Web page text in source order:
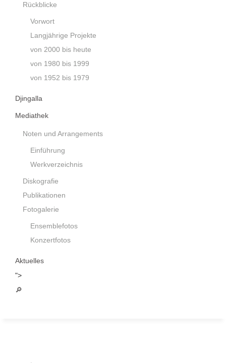
Rückblicke
Vorwort
Langjährige Projekte
von 2000 bis heute
von 1980 bis 1999
von 1952 bis 1979
Djingalla
Mediathek
Noten und Arrangements
Einführung
Werkverzeichnis
Diskografie
Publikationen
Fotogalerie
Ensemblefotos
Konzertfotos
Aktuelles
">
🔎